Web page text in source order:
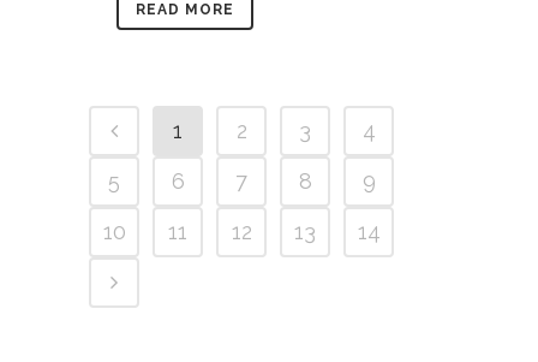
READ MORE
1 2 3
4
5
6 7 8
9
10
11 12 13 14